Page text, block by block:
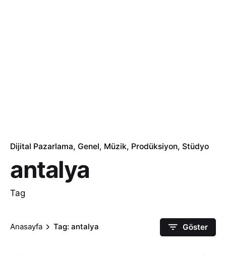
Dijital Pazarlama Genel Müzik Prodüksiyon Stüdyo
antalya
Tag
Anasayfa Tag: antalya Göster